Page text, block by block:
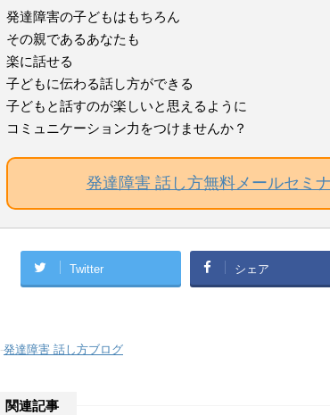
発達障害の子どもはもちろん
その親であるあなたも
楽に話せる
子どもに伝わる話し方ができる
子どもと話すのが楽しいと思えるように
コミュニケーション力をつけませんか？
発達障害 話し方無料メールセミ
Twitter シェア
-発達障害 話し方ブログ
関連記事